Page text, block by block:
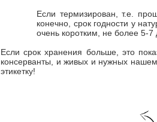
Если термизирован, т.е.
конечно, срок годности у
очень коротким, не более 5-7
Если срок хранения больше, это
консерванты, и живых и нужных
этикетку!